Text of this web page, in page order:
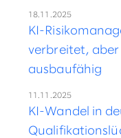
18.11.2025
KI-
verbreitet, aber
ausbaufähig
11.11.2025
KI-Wandel in